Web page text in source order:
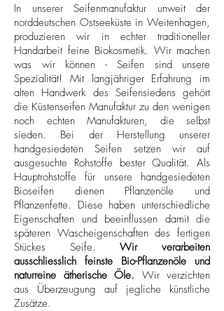
In unserer Seifenmanufaktur unweit der
norddeutschen Ostseeküste in Weitenhagen,
produzieren wir in echter traditioneller
Handarbeit feine Biokosmetik. Wir machen
was wir können - Seifen sind unsere
Spezialität! Mit langjähriger Erfahrung im
alten Handwerk des Seifensiedens gehört
die Küstenseifen Manufaktur zu den wenigen
noch echten Manufakturen, die selbst
sieden. Bei der Herstellung unserer
handgesiedeten Seifen setzen wir auf
ausgesuchte Rohstoffe bester Qualität. Als
Hauptrohstoffe für unsere handgesiedeten
Bioseifen dienen Pflanzenöle und
Pflanzenfette. Diese haben unterschiedliche
Eigenschaften und beeinflussen damit die
späteren Wascheigenschaften des fertigen
Stückes Seife.Wir verarbeiten
ausschliesslich feinste Bio-Pflanzenöle und
naturreine ätherische Öle. Wir verzichten
aus Überzeugung auf jegliche künstliche
Zusätze.